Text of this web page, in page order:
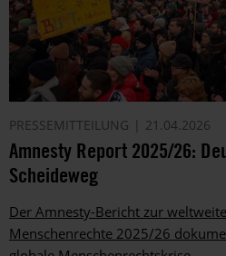
PRESSEMITTEILUNG 21.04.2026
Amnesty Report 2025/26:
Scheideweg
Der Amnesty-Bericht zur
Menschenrechte 2025/26